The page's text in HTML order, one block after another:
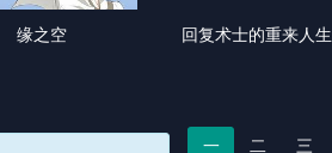
缘之空 回复术士的重来人生
一 二 三